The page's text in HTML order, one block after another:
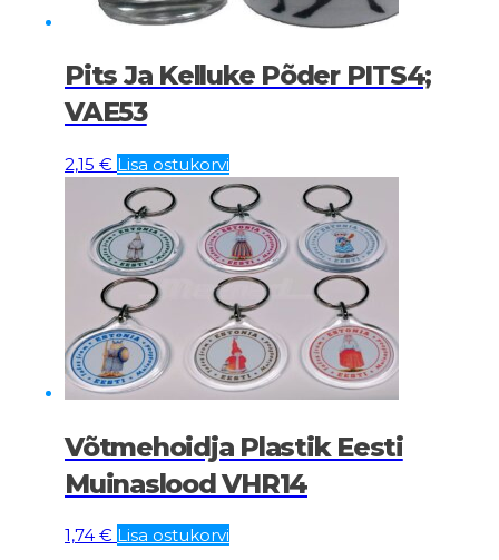
Pits Ja Kelluke Põder PITS4;
VAE53
2,15 € Lisa ostukorvi
Võtmehoidja Plastik Eesti
Muinaslood VHR14
1,74 € Lisa ostukorvi